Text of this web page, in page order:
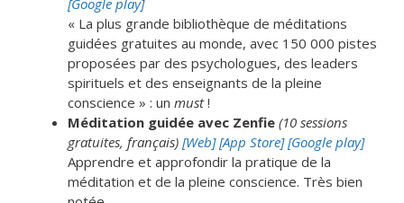
« La plus grande bibliothèque de méditations
guidées gratuites au monde, avec 150 000 pistes
proposées par des psychologues, des leaders
spirituels et des enseignants de la pleine
conscience » : un must!
Méditation guidée avec Zenfie (10 sessions
gratuites, français) [Web] [App Store] [Google play]
Apprendre et approfondir la pratique de la
méditation et de la pleine conscience. Très bien